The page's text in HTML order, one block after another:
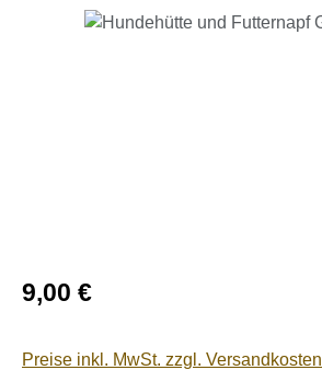
Bildergalerie überspringen
Regulärer Preis:
9,00 €
Preise inkl. MwSt. zzgl. Versandkosten